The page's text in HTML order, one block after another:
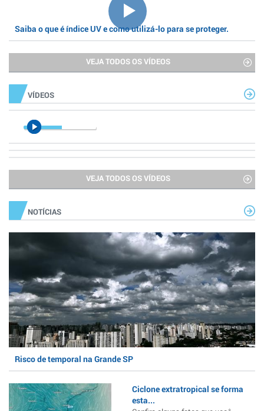
Saiba o que é índice UV e como utilizá-lo para se proteger.
VEJA TODOS OS VÍDEOS
VÍDEOS
VEJA TODOS OS VÍDEOS
NOTÍCIAS
Risco de temporal na Grande SP
Ciclone extratropical se forma
esta...